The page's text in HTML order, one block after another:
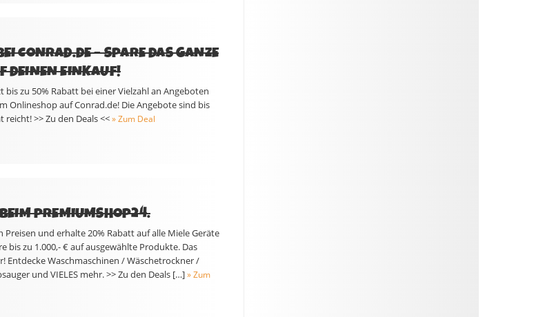
CONRAD.DE – SPARE DAS GANZE W
EINKAUF!
zu 50% Rabatt bei einer Vielzahl an Angeboten
Onlineshop auf Conrad.de! Die Angebote sind bis
>> Zu den Deals << » Zum Deal
PREMIUMSHOP24.
und erhalte 20% Rabatt auf alle Miele Geräte
bis zu 1.000,- € auf ausgewählte Produkte. Das
Entdecke Waschmaschinen / Wäschetrockner /
und VIELES mehr. >> Zu den Deals […] » Zum